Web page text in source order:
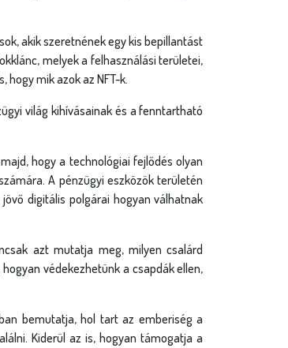
akik szeretnének egy kis bepillantást
melyek a felhasználási területei,
mik azok az NFT-k.
világ kihívásainak és a fenntartható
hogy a technológiai fejlődés olyan
A pénzügyi eszközök területén
digitális polgárai hogyan válhatnak
azt mutatja meg, milyen csalárd
védekezhetünk a csapdák ellen,
bemutatja, hol tart az emberiség a
Kiderül az is, hogyan támogatja a